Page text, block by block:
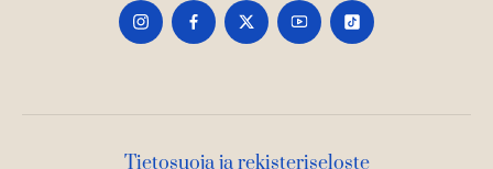
Tietosuoja ja rekisteriseloste